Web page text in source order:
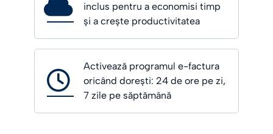
inclus pentru a economisi timp
și a crește productivitatea
Activează programul e-factura
oricând dorești: 24 de ore pe zi,
7 zile pe săptămână